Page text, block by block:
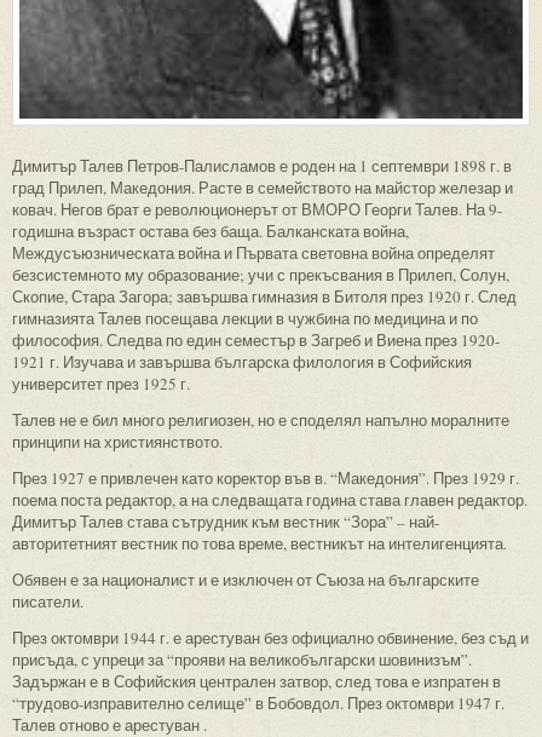
Димитър Талев Петров-Палисламов е роден на 1 септември 1898 г. в
град Прилеп, Македония. Расте в семейството на майстор железар и
ковач. Негов брат е революционерът от ВМОРО Георги Талев. На 9-
годишна възраст остава без баща. Балканската война,
Междусъюзническата война и Първата световна война определят
безсистемното му образование; учи с прекъсвания в Прилеп, Солун,
Скопие, Стара Загора; завършва гимназия в Битоля през 1920 г. След
гимназията Талев посещава лекции в чужбина по медицина и по
философия. Следва по един семестър в Загреб и Виена през 1920-
1921 г. Изучава и завършва българска филология в Софийския
университет през 1925 г.
Талев не е бил много религиозен, но е споделял напълно моралните
принципи на християнството.
През 1927 е привлечен като коректор във в. “Македония”. През 1929 г.
поема поста редактор, а на следващата година става главен редактор.
Димитър Талев става сътрудник към вестник “Зора” – най-
авторитетният вестник по това време, вестникът на интелигенцията.
Обявен е за националист и е изключен от Съюза на българските
писатели.
През октомври 1944 г. е арестуван без официално обвинение, без съд и
присъда, с упреци за “прояви на великобългарски шовинизъм”.
Задържан е в Софийския централен затвор, след това е изпратен в
“трудово-изправително селище” в Бобовдол. През октомври 1947 г.
Талев отново е арестуван .